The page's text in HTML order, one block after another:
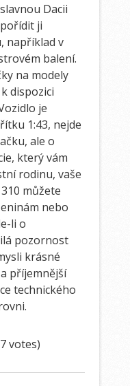
Dacii
ji
například v
balení.
na modely
dispozici
je
1:43, nejde
ale o
který vám
rodinu, vaše
můžete
nebo
li o
pozornost
krásné
příjemnější
technického
votes)